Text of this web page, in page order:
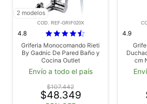
2 modelos
COD. REF-GRIF020X
4.8
Griferia Monocomando Rieti
By Gadnic De Pared Baño y
Cocina Outlet
Envío a todo el país
$107.442
$48.349
4.9
cm